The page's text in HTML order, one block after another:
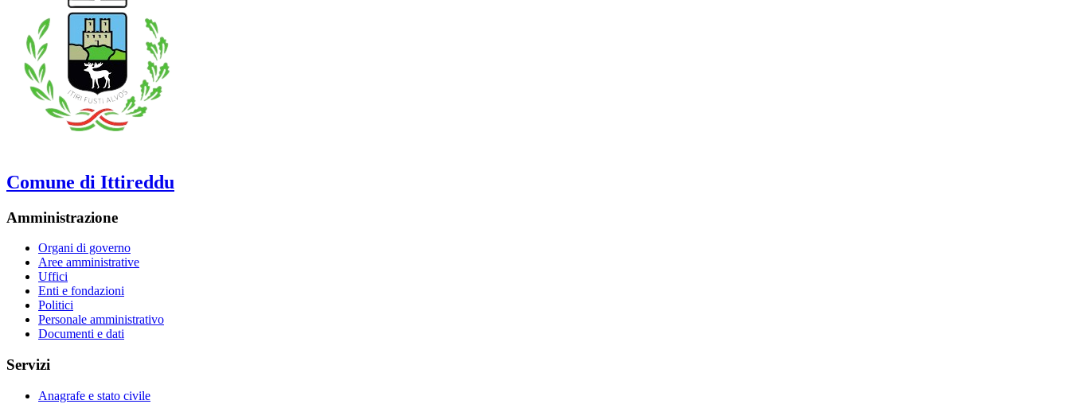
Comune di Ittireddu
Amministrazione
Organi di governo
Aree amministrative
Uffici
Enti e fondazioni
Politici
Personale amministrativo
Documenti e dati
Servizi
Anagrafe e stato civile